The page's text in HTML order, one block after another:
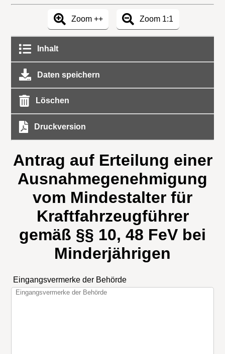
Zoom ++ Zoom 1:1
Inhalt
Daten speichern
Löschen
Druckversion
Antrag auf Erteilung einer
Ausnahmegenehmigung
vom Mindestalter für
Kraftfahrzeugführer
gemäß §§ 10, 48 FeV bei
Minderjährigen
Eingangsvermerke der Behörde